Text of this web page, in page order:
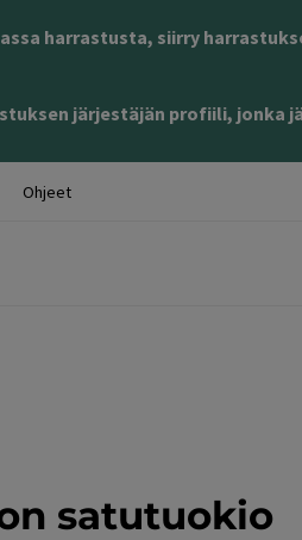
harrastusta, siirry
järjestäjän profiili, jonka
Ohjeet
satutuokio